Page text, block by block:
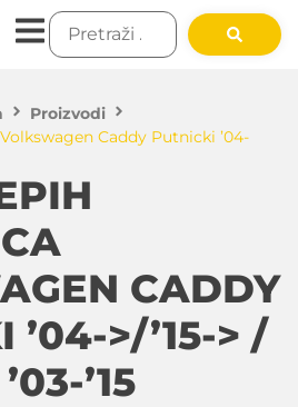
Proizvodi
Caddy Putnicki ’04-
CADDY
’04->/’15-> /
’15